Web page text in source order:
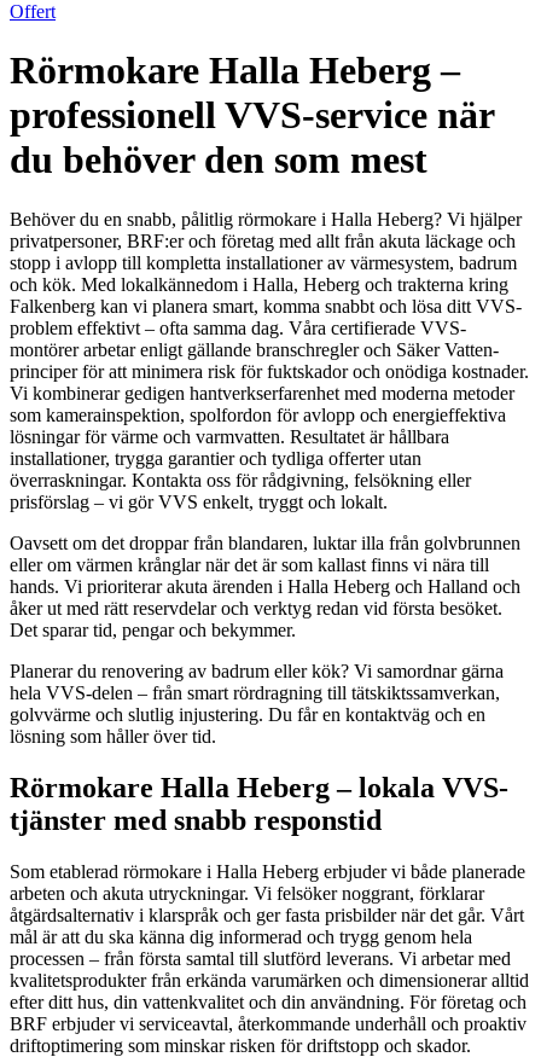
Offert
Rörmokare Halla Heberg –
professionell VVS-service när
du behöver den som mest
Behöver du en snabb, pålitlig rörmokare i Halla Heberg? Vi hjälper
privatpersoner, BRF:er och företag med allt från akuta läckage och
stopp i avlopp till kompletta installationer av värmesystem, badrum
och kök. Med lokalkännedom i Halla, Heberg och trakterna kring
Falkenberg kan vi planera smart, komma snabbt och lösa ditt VVS-
problem effektivt – ofta samma dag. Våra certifierade VVS-
montörer arbetar enligt gällande branschregler och Säker Vatten-
principer för att minimera risk för fuktskador och onödiga kostnader.
Vi kombinerar gedigen hantverkserfarenhet med moderna metoder
som kamerainspektion, spolfordon för avlopp och energieffektiva
lösningar för värme och varmvatten. Resultatet är hållbara
installationer, trygga garantier och tydliga offerter utan
överraskningar. Kontakta oss för rådgivning, felsökning eller
prisförslag – vi gör VVS enkelt, tryggt och lokalt.
Oavsett om det droppar från blandaren, luktar illa från golvbrunnen
eller om värmen krånglar när det är som kallast finns vi nära till
hands. Vi prioriterar akuta ärenden i Halla Heberg och Halland och
åker ut med rätt reservdelar och verktyg redan vid första besöket.
Det sparar tid, pengar och bekymmer.
Planerar du renovering av badrum eller kök? Vi samordnar gärna
hela VVS-delen – från smart rördragning till tätskiktssamverkan,
golvvärme och slutlig injustering. Du får en kontaktväg och en
lösning som håller över tid.
Rörmokare Halla Heberg – lokala VVS-
tjänster med snabb responstid
Som etablerad rörmokare i Halla Heberg erbjuder vi både planerade
arbeten och akuta utryckningar. Vi felsöker noggrant, förklarar
åtgärdsalternativ i klarspråk och ger fasta prisbilder när det går. Vårt
mål är att du ska känna dig informerad och trygg genom hela
processen – från första samtal till slutförd leverans. Vi arbetar med
kvalitetsprodukter från erkända varumärken och dimensionerar alltid
efter ditt hus, din vattenkvalitet och din användning. För företag och
BRF erbjuder vi serviceavtal, återkommande underhåll och proaktiv
driftoptimering som minskar risken för driftstopp och skador.